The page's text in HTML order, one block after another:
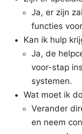
Ja, er zijn
functies
Kan ik hulp
Ja, de
voor-stap
systemen.
Wat moet ik
Verander
en neem